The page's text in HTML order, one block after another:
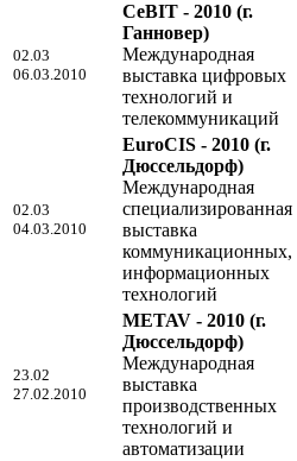
02.03
06.03.2010
CeBIT - 2010 (г.
Ганновер)
Международная
выставка цифровых
технологий и
телекоммуникаций
02.03
04.03.2010
EuroCIS - 2010 (г.
Дюссельдорф)
Международная
специализированная
выставка
коммуникационных,
информационных
технологий
23.02
27.02.2010
METAV - 2010 (г.
Дюссельдорф)
Международная
выставка
производственных
технологий и
автоматизации